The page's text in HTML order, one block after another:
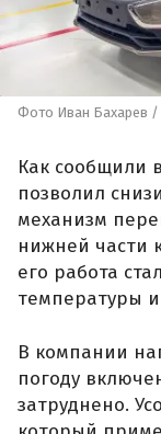
Фото Иван Бахарев /
Как сообщили
позволил
механизм
нижней части
его работа
температуры и
В компании
погоду
затруднено.